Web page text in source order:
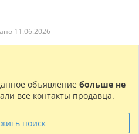
11.06.2026
объявление больше не
все контакты продавца.
поиск